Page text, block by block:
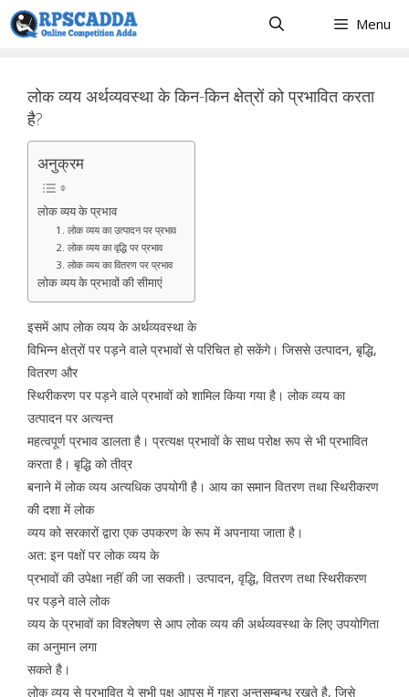
Skip
to
Menu
लोक व्यय अर्थव्यवस्था के किन-किन क्षेत्रों को प्रभावित करता
है?
अनुक्रम
लोक व्यय के प्रभाव
1. लोक व्यय का उत्पादन पर प्रभाव
2. लोक व्यय का वृद्धि पर प्रभाव
3. लोक व्यय का वितरण पर प्रभाव
लोक व्यय के प्रभावों की सीमाएं
इसमें आप लोक व्यय के अर्थव्यवस्था के
विभिन्न क्षेत्रों पर पड़ने वाले प्रभावों से परिचित हो सकेंगे। जिससे उत्पादन, बृद्धि,
वितरण और
स्थिरीकरण पर पड़ने वाले प्रभावों को शामिल किया गया है। लोक व्यय का
उत्पादन पर अत्यन्त
महत्वपूर्ण प्रभाव डालता है। प्रत्यक्ष प्रभावों के साथ परोक्ष रूप से भी प्रभावित
करता है। बृद्धि को तीव्र
बनाने में लोक व्यय अत्यधिक उपयोगी है। आय का समान वितरण तथा स्थिरीकरण
की दशा में लोक
व्यय को सरकारों द्वारा एक उपकरण के रूप में अपनाया जाता है।
अत: इन पक्षों पर लोक व्यय के
प्रभावों की उपेक्षा नहीं की जा सकती। उत्पादन, वृद्धि, वितरण तथा स्थिरीकरण
पर पड़ने वाले लोक
व्यय के प्रभावों का विश्लेषण से आप लोक व्यय की अर्थव्यवस्था के लिए उपयोगिता
का अनुमान लगा
सकते है।
लोक व्यय से प्रभावित ये सभी पक्ष आपस में गहरा अन्तसम्बन्ध रखते है, जिसे